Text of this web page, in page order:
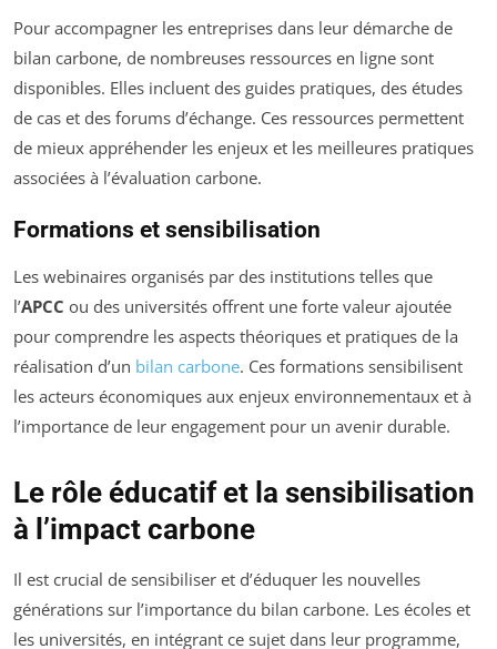
Pour accompagner les entreprises dans leur démarche de
bilan carbone, de nombreuses ressources en ligne sont
disponibles. Elles incluent des guides pratiques, des études
de cas et des forums d’échange. Ces ressources permettent
de mieux appréhender les enjeux et les meilleures pratiques
associées à l’évaluation carbone.
Formations et sensibilisation
Les webinaires organisés par des institutions telles que
l’APCC ou des universités offrent une forte valeur ajoutée
pour comprendre les aspects théoriques et pratiques de la
réalisation d’un bilan carbone. Ces formations sensibilisent
les acteurs économiques aux enjeux environnementaux et à
l’importance de leur engagement pour un avenir durable.
Le rôle éducatif et la sensibilisation
à l’impact carbone
Il est crucial de sensibiliser et d’éduquer les nouvelles
générations sur l’importance du bilan carbone. Les écoles et
les universités, en intégrant ce sujet dans leur programme,